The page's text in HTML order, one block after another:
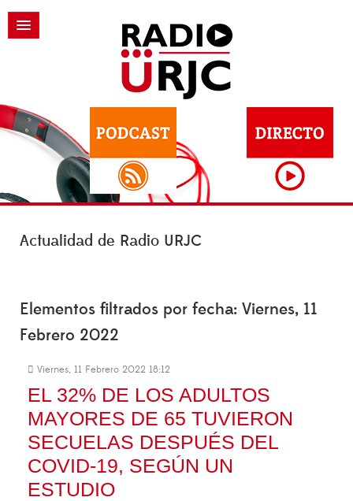
Actualidad de Radio URJC
Elementos filtrados por fecha: Viernes, 11
Febrero 2022
Viernes, 11 Febrero 2022 18:12
EL 32% DE LOS ADULTOS
MAYORES DE 65 TUVIERON
SECUELAS DESPUÉS DEL
COVID-19, SEGÚN UN
ESTUDIO